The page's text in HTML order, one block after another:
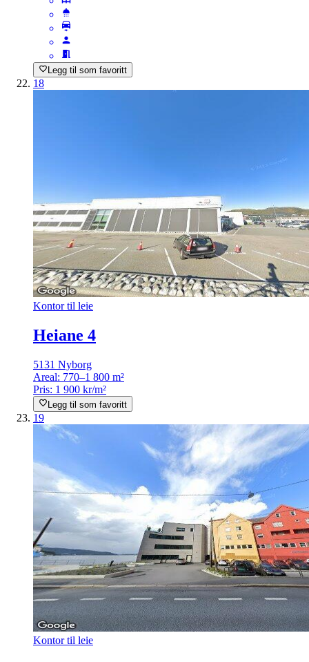
Legg til som favoritt
18
Kontor til leie
Heiane 4
5131 Nyborg
Areal: 770–1 800 m²
Pris: 1 900 kr/m²
Legg til som favoritt
19
Kontor til leie